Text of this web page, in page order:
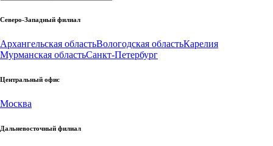
Северо-Западный филиал
Архангельская областьВологодская областьКарелия
Мурманская областьСанкт-Петербург
Центральный офис
Москва
Дальневосточный филиал